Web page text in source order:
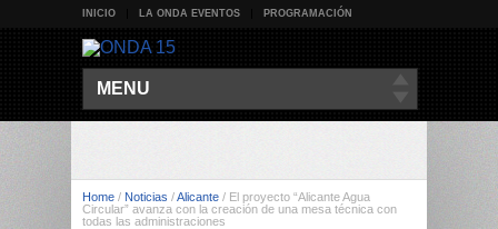
INICIO LA ONDA EVENTOS PROGRAMACIÓN
MENU
Home / Noticias /Alicante / El proyecto “Alicante Agua
Circular” avanza con la creación de una mesa técnica con
todas las administraciones